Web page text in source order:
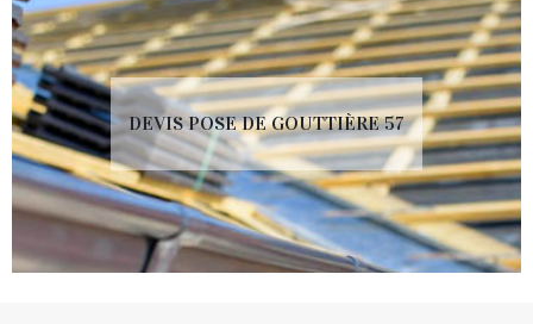
DEVIS POSE DE GOUTTIÈRE 57